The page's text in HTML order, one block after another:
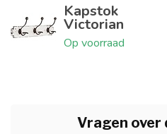
Kapstok
Victorian
Op voorraad
Vragen